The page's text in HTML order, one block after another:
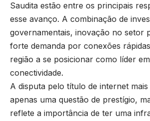
Saudita estão entre os principais
esse avanço. A combinação de
governamentais, inovação no setor
forte demanda por conexões
região a se posicionar como líder
conectividade.
A disputa pelo título de internet
apenas uma questão de prestígio,
reflete a importância de ter uma